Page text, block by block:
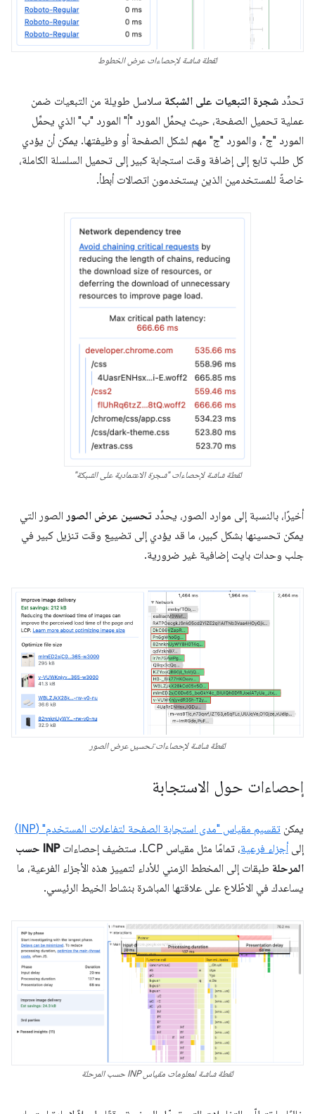
لقطة شاشة لإحصاءات عرض الخطوط
تحدِّد شجرة التبعيات على الشبكة سلاسل طويلة من التبعيات ضمن
عملية تحميل الصفحة، حيث يحمِّل المورد "أ" المورد "ب" الذي يحمِّل
المورد "ج"، والمورد "ج" مهم لشكل الصفحة أو وظيفتها. يمكن أن يؤدي
كل طلب تابع إلى إضافة وقت استجابة كبير إلى تحميل السلسلة الكاملة،
خاصةً للمستخدمين الذين يستخدمون اتصالات أبطأ.
لقطة شاشة لإحصاءات "شجرة الاعتمادية على الشبكة"
أخيرًا، بالنسبة إلى موارد الصور، يحدِّد تحسين عرض الصور الصور التي
يمكن تحسينها بشكل كبير، ما قد يؤدي إلى تضييع وقت تنزيل كبير في
جلب وحدات بايت إضافية غير ضرورية.
لقطة شاشة لإحصاءات تحسين عرض الصور
إحصاءات حول الاستجابة
يمكن تقسيم مقياس "مدى استجابة الصفحة لتفاعلات المستخدم" (INP)
إلى أجزاء فرعية، تمامًا مثل مقياس LCP. ستضيف إحصاءات
INP حسب
المرحلة طبقات إلى المخطط الزمني للأداء لتمييز هذه الأجزاء الفرعية، ما
يساعدك في الاطّلاع على علاقتها المباشرة بنشاط الخيط الرئيسي.
لقطة شاشة لمعلومات مقياس INP حسب المرحلة